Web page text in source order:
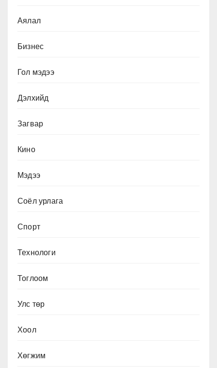
Аялал
Бизнес
Гол мэдээ
Дэлхийд
Загвар
Кино
Мэдээ
Соёл урлага
Спорт
Технологи
Тоглоом
Улс төр
Хоол
Хөгжим